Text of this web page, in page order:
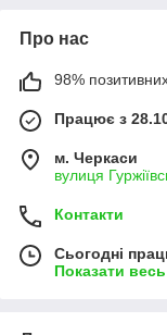
Про нас
98% позитивних
Працює з
м. Черкаси
вулиця
Контакти
Сьогодні
Показати